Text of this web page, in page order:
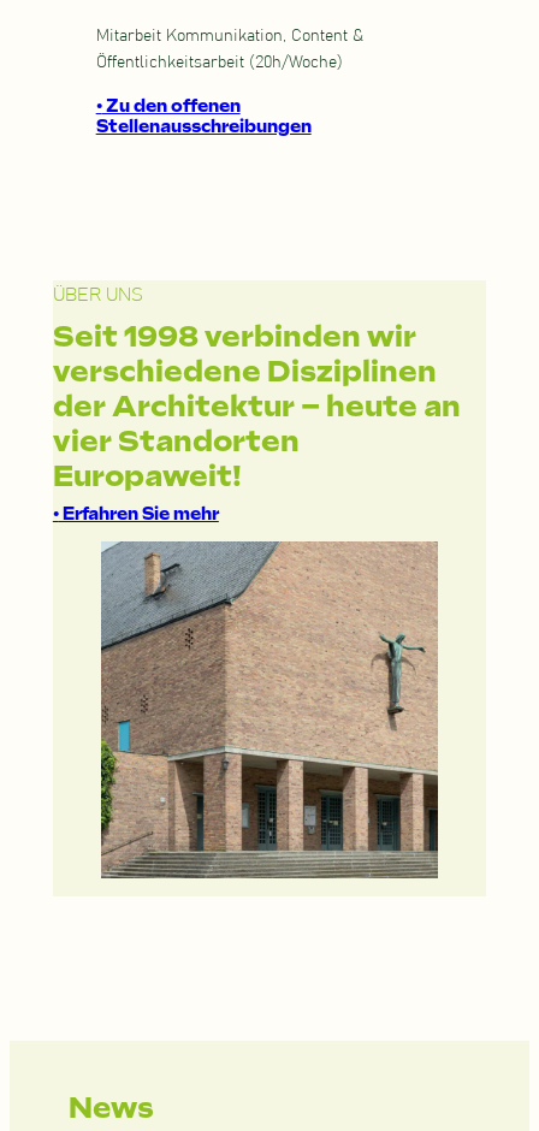
Mitarbeit Kommunikation, Content &
Öffentlichkeitsarbeit (20h/Woche)
•Zu den offenen
Stellenausschreibungen
ÜBER UNS
Seit 1998 verbinden wir
verschiedene Disziplinen
der Architektur – heute an
vier Standorten
Europaweit!
•Erfahren Sie mehr
News